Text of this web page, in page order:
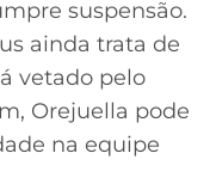
suspensão.
ainda trata de
vetado pelo
Orejuella pode
na equipe